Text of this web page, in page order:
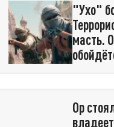
"Ухо"
масть.
Ор